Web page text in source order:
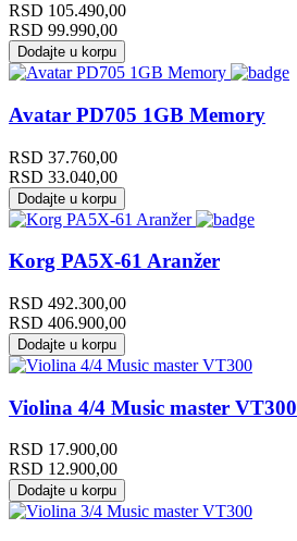
RSD 105.490,00
RSD 99.990,00
Dodajte u korpu
Avatar PD705 1GB Memory
RSD 37.760,00
RSD 33.040,00
Dodajte u korpu
Korg PA5X-61 Aranžer
RSD 492.300,00
RSD 406.900,00
Dodajte u korpu
Violina 4/4 Music master VT300
RSD 17.900,00
RSD 12.900,00
Dodajte u korpu